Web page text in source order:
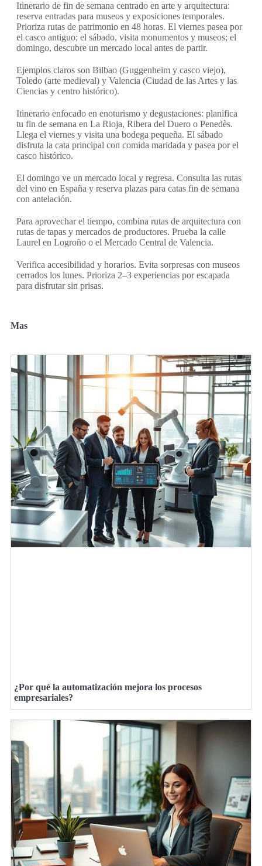
Itinerario de fin de semana centrado en arte y arquitectura:
reserva entradas para museos y exposiciones temporales.
Prioriza rutas de patrimonio en 48 horas. El viernes pasea por
el casco antiguo; el sábado, visita monumentos y museos; el
domingo, descubre un mercado local antes de partir.
Ejemplos claros son Bilbao (Guggenheim y casco viejo),
Toledo (arte medieval) y Valencia (Ciudad de las Artes y las
Ciencias y centro histórico).
Itinerario enfocado en enoturismo y degustaciones: planifica
tu fin de semana en La Rioja, Ribera del Duero o Penedès.
Llega el viernes y visita una bodega pequeña. El sábado
disfruta la cata principal con comida maridada y pasea por el
casco histórico.
El domingo ve un mercado local y regresa. Consulta las rutas
del vino en España y reserva plazas para catas fin de semana
con antelación.
Para aprovechar el tiempo, combina rutas de arquitectura con
rutas de tapas y mercados de productores. Prueba la calle
Laurel en Logroño o el Mercado Central de Valencia.
Verifica accesibilidad y horarios. Evita sorpresas con museos
cerrados los lunes. Prioriza 2–3 experiencias por escapada
para disfrutar sin prisas.
Mas
¿Por qué la automatización mejora los procesos
empresariales?